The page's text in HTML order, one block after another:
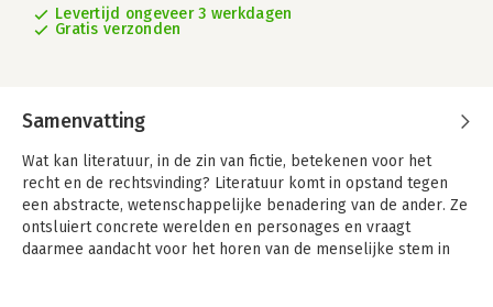
Levertijd ongeveer 3 werkdagen
Gratis verzonden
Samenvatting
Wat kan literatuur, in de zin van fictie, betekenen voor het
recht en de rechtsvinding? Literatuur komt in opstand tegen
een abstracte, wetenschappelijke benadering van de ander. Ze
ontsluiert concrete werelden en personages en vraagt
daarmee aandacht voor het horen van de menselijke stem in